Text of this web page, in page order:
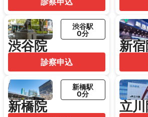
渋谷院
渋谷駅
0分
診察申込
新
新橋院
新橋駅
0分
立